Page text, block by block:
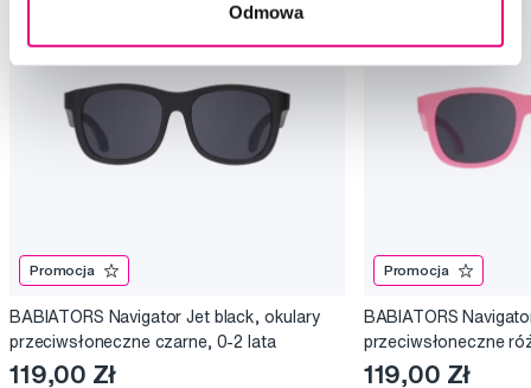
Odmowa
Promocja
BABIATORS Navigator Jet black, okulary
przeciwsłoneczne czarne, 0-2 lata
119,00 Zł
Promocja
BABIATORS
przeciwsłoneczne
119,00 Zł